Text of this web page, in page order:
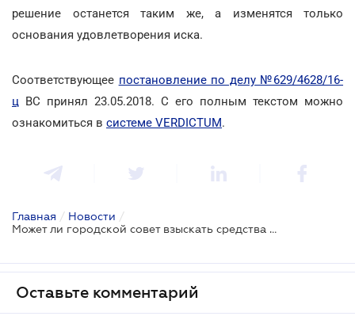
решение останется таким же, а изменятся только
основания удовлетворения иска.
Соответствующее постановление по делу №629/4628/16-
ц ВС принял 23.05.2018. С его полным текстом можно
ознакомиться в системе VERDICTUM.
Главная / Новости /
Может ли городской совет взыскать средства за пользование участком без разрешения?
Оставьте комментарий